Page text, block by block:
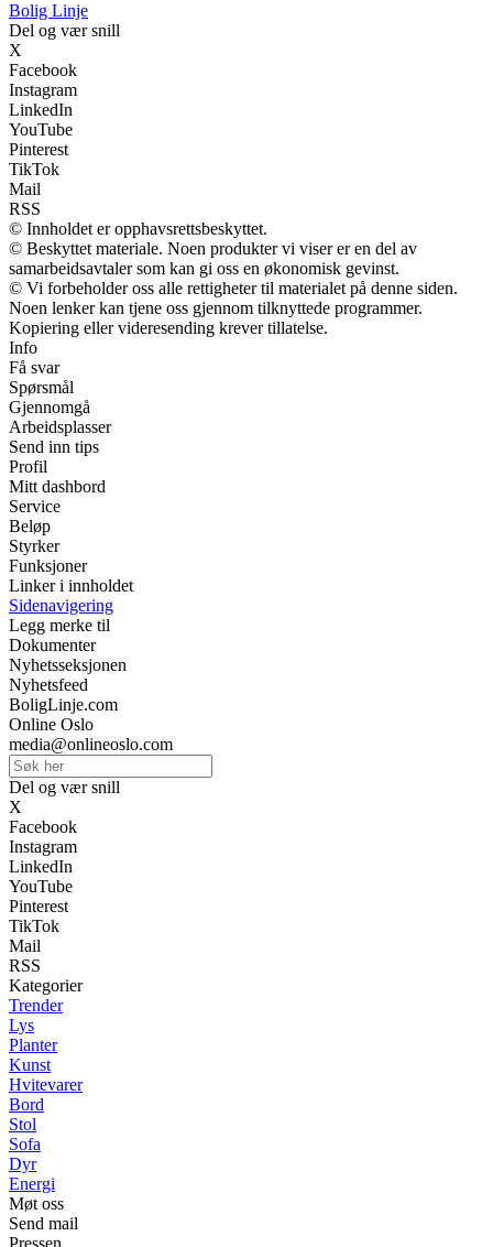
Bolig Linje
Del og vær snill
X
Facebook
Instagram
LinkedIn
YouTube
Pinterest
TikTok
Mail
RSS
© Innholdet er opphavsrettsbeskyttet.
© Beskyttet materiale. Noen produkter vi viser er en del av
samarbeidsavtaler som kan gi oss en økonomisk gevinst.
© Vi forbeholder oss alle rettigheter til materialet på denne siden.
Noen lenker kan tjene oss gjennom tilknyttede programmer.
Kopiering eller videresending krever tillatelse.
Info
Få svar
Spørsmål
Gjennomgå
Arbeidsplasser
Send inn tips
Profil
Mitt dashbord
Service
Beløp
Styrker
Funksjoner
Linker i innholdet
Sidenavigering
Legg merke til
Dokumenter
Nyhetsseksjonen
Nyhetsfeed
BoligLinje.com
Online Oslo
media@onlineoslo.com
Del og vær snill
X
Facebook
Instagram
LinkedIn
YouTube
Pinterest
TikTok
Mail
RSS
Kategorier
Trender
Lys
Planter
Kunst
Hvitevarer
Bord
Stol
Sofa
Dyr
Energi
Møt oss
Send mail